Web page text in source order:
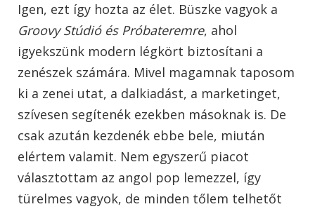
Igen, ezt így hozta az élet. Büszke vagyok a
Groovy Stúdió és Próbateremre, ahol
igyekszünk modern légkört biztosítani a
zenészek számára. Mivel magamnak taposom
ki a zenei utat, a dalkiadást, a marketinget,
szívesen segítenék ezekben másoknak is. De
csak azután kezdenék ebbe bele, miután
elértem valamit. Nem egyszerű piacot
választottam az angol pop lemezzel, így
türelmes vagyok, de minden tőlem telhetőt